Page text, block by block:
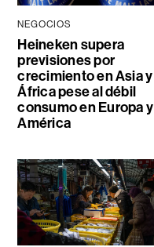
NEGOCIOS
Heineken supera
previsiones por
crecimiento en Asia y
África pese al débil
consumo en Europa y
América